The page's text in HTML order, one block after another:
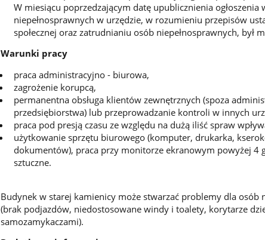
W miesiącu poprzedzającym datę upublicznienia
niepełnosprawnych w urzędzie, w rozumieniu przepisów
społecznej oraz zatrudnianiu osób niepełnosprawnych, był
Warunki pracy
praca administracyjno - biurowa,
zagrożenie korupcą,
permanentna obsługa klientów zewnętrznych (spoza
przedsiębiorstwa) lub przeprowadzanie kontroli w innych
praca pod presją czasu ze względu na dużą iliść spraw
użytkowanie sprzętu biurowego (komputer, drukarka,
dokumentów), praca przy monitorze ekranowym powyżej 4
sztuczne.
Budynek w starej kamienicy może stwarzać problemy dla osób
(brak podjazdów, niedostosowane windy i toalety, korytarze
samozamykaczami).